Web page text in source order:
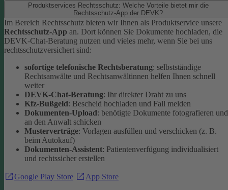
Produktservices Rechtsschutz: Welche Vorteile bietet mir die
Rechtsschutz-App der DEVK?
Im Bereich Rechtsschutz bieten wir Ihnen als Produktservice unsere
Rechtsschutz-App an. Dort können Sie Dokumente hochladen, die
DEVK-Chat-Beratung nutzen und vieles mehr, wenn Sie bei uns
rechtsschutzversichert sind:
sofortige telefonische Rechtsberatung: selbstständige
Rechtsanwälte und Rechtsanwältinnen helfen Ihnen schnell
weiter
DEVK-Chat-Beratung: Ihr direkter Draht zu uns
Kfz-Bußgeld: Bescheid hochladen und Fall melden
Dokumenten-Upload: benötigte Dokumente fotografieren und
an den Anwalt schicken
Musterverträge: Vorlagen ausfüllen und verschicken (z. B.
beim Autokauf)
Dokumenten-Assistent: Patientenverfügung individualisiert
und rechtssicher erstellen
Google Play Store App Store